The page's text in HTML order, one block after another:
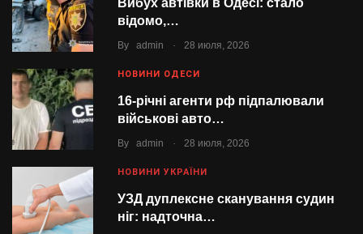
Вибух автівки в Одесі: стало
відомо,…
By admin . 28 июля, 2026
НОВИНИ ОДЕСИ
16-річні агенти рф підпалювали
військові авто…
By admin . 28 июля, 2026
НОВИНИ УКРАЇНИ
УЗД дуплексне сканування судин
ніг: надточна…